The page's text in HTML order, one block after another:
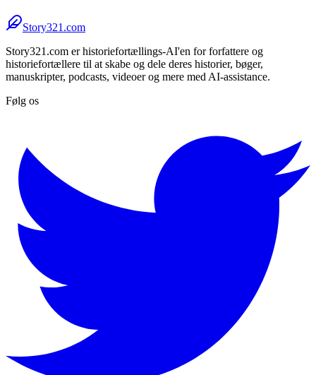
Story321.com
Story321.com er historiefortællings-AI'en for forfattere og
historiefortællere til at skabe og dele deres historier, bøger,
manuskripter, podcasts, videoer og mere med AI-assistance.
Følg os